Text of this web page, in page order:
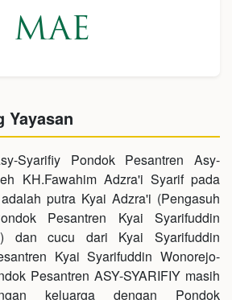
MAE
Yayasan
Syarifiy Pondok Pesantren Asy-
KH.Fawahim Adzra'i Syarif pada
putra Kyai Adzra'i (Pengasuh
Pesantren Kyai Syarifuddin
dan cucu dari Kyai Syarifuddin
Kyai Syarifuddin Wonorejo-
Pesantren ASY-SYARIFIY masih
keluarga dengan Pondok